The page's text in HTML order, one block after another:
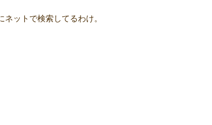
ットで検索してるわけ。